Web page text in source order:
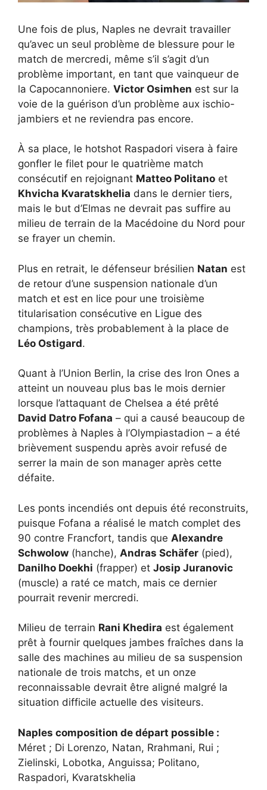
Une fois de plus, Naples ne devrait travailler
qu’avec un seul problème de blessure pour le
match de mercredi, même s’il s’agit d’un
problème important, en tant que vainqueur de
la Capocannoniere. Victor Osimhen est sur la
voie de la guérison d’un problème aux ischio-
jambiers et ne reviendra pas encore.
À sa place, le hotshot Raspadori visera à faire
gonfler le filet pour le quatrième match
consécutif en rejoignant Matteo Politano et
Khvicha Kvaratskhelia dans le dernier tiers,
mais le but d’Elmas ne devrait pas suffire au
milieu de terrain de la Macédoine du Nord pour
se frayer un chemin.
Plus en retrait, le défenseur brésilien Natan est
de retour d’une suspension nationale d’un
match et est en lice pour une troisième
titularisation consécutive en Ligue des
champions, très probablement à la place de
Léo Ostigard.
Quant à l’Union Berlin, la crise des Iron Ones a
atteint un nouveau plus bas le mois dernier
lorsque l’attaquant de Chelsea a été prêté
David Datro Fofana – qui a causé beaucoup de
problèmes à Naples à l’Olympiastadion – a été
brièvement suspendu après avoir refusé de
serrer la main de son manager après cette
défaite.
Les ponts incendiés ont depuis été reconstruits,
puisque Fofana a réalisé le match complet des
90 contre Francfort, tandis que Alexandre
Schwolow (hanche), Andras Schäfer (pied),
Danilho Doekhi (frapper) et Josip Juranovic
(muscle) a raté ce match, mais ce dernier
pourrait revenir mercredi.
Milieu de terrain Rani Khedira est également
prêt à fournir quelques jambes fraîches dans la
salle des machines au milieu de sa suspension
nationale de trois matchs, et un onze
reconnaissable devrait être aligné malgré la
situation difficile actuelle des visiteurs.
Naples composition de départ possible :
Méret ; Di Lorenzo, Natan, Rrahmani, Rui ;
Zielinski, Lobotka, Anguissa; Politano,
Raspadori, Kvaratskhelia